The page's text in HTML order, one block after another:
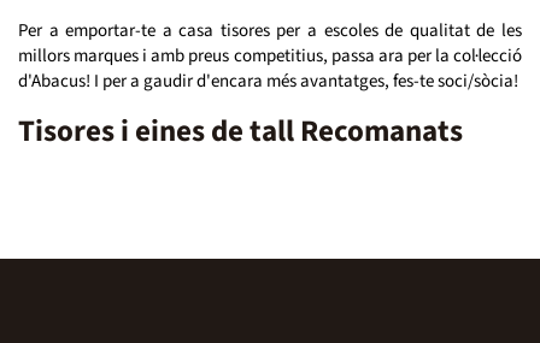
Per a emportar-te a casa tisores per a escoles de qualitat de les
millors marques i amb preus competitius, passa ara per la col·lecció
d'Abacus! I per a gaudir d'encara més avantatges, fes-te soci/sòcia!
Tisores i eines de tall Recomanats